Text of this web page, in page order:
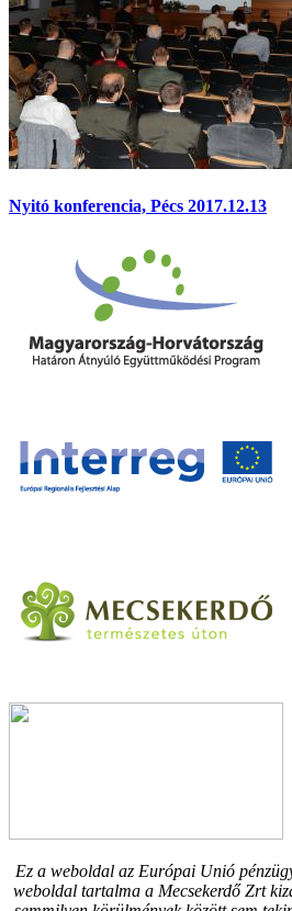
Nyitó konferencia, Pécs 2017.12.13
Ez a weboldal az Európai Unió
weboldal tartalma a Mecsekerdő Zrt